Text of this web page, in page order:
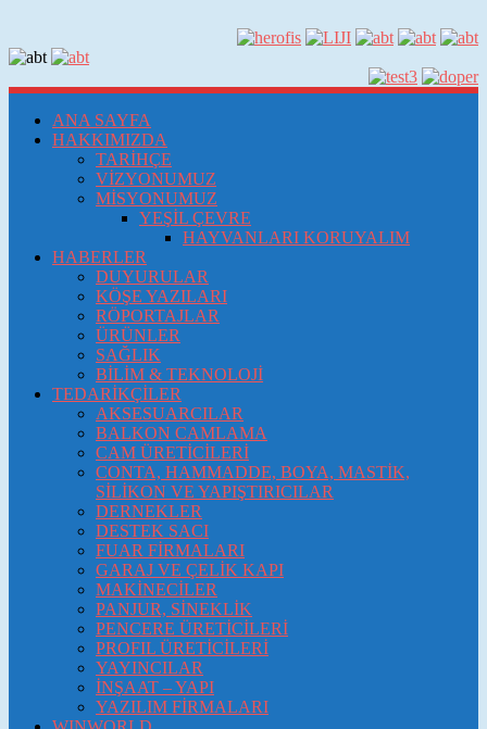
ANA SAYFA
HAKKIMIZDA
TARİHÇE
VİZYONUMUZ
MİSYONUMUZ
YEŞİL ÇEVRE
HAYVANLARI KORUYALIM
HABERLER
DUYURULAR
KÖŞE YAZILARI
RÖPORTAJLAR
ÜRÜNLER
SAĞLIK
BİLİM & TEKNOLOJİ
TEDARİKÇİLER
AKSESUARCILAR
BALKON CAMLAMA
CAM ÜRETİCİLERİ
CONTA, HAMMADDE, BOYA, MASTİK,
SİLİKON VE YAPIŞTIRICILAR
DERNEKLER
DESTEK SACI
FUAR FİRMALARI
GARAJ VE ÇELİK KAPI
MAKİNECİLER
PANJUR, SİNEKLİK
PENCERE ÜRETİCİLERİ
PROFIL ÜRETİCİLERİ
YAYINCILAR
İNŞAAT – YAPI
YAZILIM FİRMALARI